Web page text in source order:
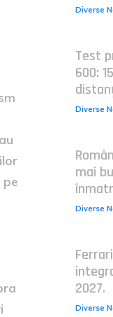
pe
Diverse
Test
600:
Diverse
mai
Diverse
2027.
Diverse